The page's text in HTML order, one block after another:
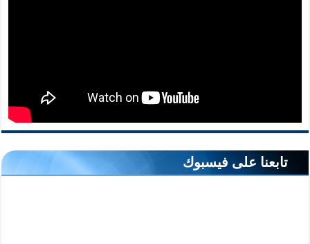
تابعنا على فيسبوك